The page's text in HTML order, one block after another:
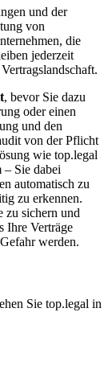
und der
von
die
jederzeit
, bevor Sie dazu
oder einen
und den
von der Pflicht
wie top.legal
Sie dabei
automatisch zu
zu erkennen.
zu sichern und
Ihre Verträge
werden.
Sie top.legal in